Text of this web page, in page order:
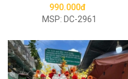
990.000đ
MSP: DC-2961